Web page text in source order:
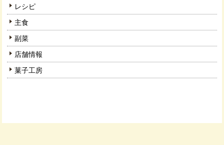
レシピ
主食
副菜
店舗情報
菓子工房